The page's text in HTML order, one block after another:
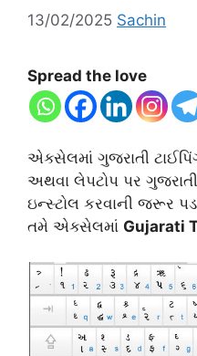
13/02/2025 Sachin
Spread the love
એક્સેલમાં ગુજરાતી
અથવા લેપટોપ પર
ઇન્સ્ટોલ કરવાની જરૂર
તમે એક્સેલમાં Gujarati